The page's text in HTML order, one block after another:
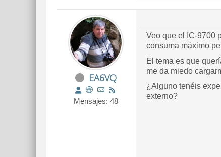
EA6VQ
Mensajes: 48
Veo que el IC-9700
consuma máximo
El tema es que
me da miedo
¿Alguno tenéis
externo?